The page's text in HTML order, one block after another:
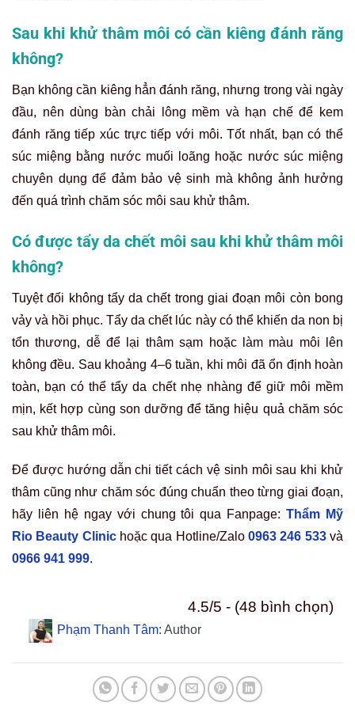
Sau khi khử thâm môi có cần kiêng đánh răng
không?
Bạn không cần kiêng hẳn đánh răng, nhưng trong vài ngày
đầu, nên dùng bàn chải lông mềm và hạn chế để kem
đánh răng tiếp xúc trực tiếp với môi. Tốt nhất, bạn có thể
súc miệng bằng nước muối loãng hoặc nước súc miệng
chuyên dụng để đảm bảo vệ sinh mà không ảnh hưởng
đến quá trình chăm sóc môi sau khử thâm.
Có được tẩy da chết môi sau khi khử thâm môi
không?
Tuyệt đối không tẩy da chết trong giai đoạn môi còn bong
vảy và hồi phục. Tẩy da chết lúc này có thể khiến da non bị
tổn thương, dễ để lại thâm sạm hoặc làm màu môi lên
không đều. Sau khoảng 4–6 tuần, khi môi đã ổn định hoàn
toàn, bạn có thể tẩy da chết nhẹ nhàng để giữ môi mềm
mịn, kết hợp cùng son dưỡng để tăng hiệu quả chăm sóc
sau khử thâm môi.
Để được hướng dẫn chi tiết cách vệ sinh môi sau khi khử
thâm cũng như chăm sóc đúng chuẩn theo từng giai đoạn,
hãy liên hệ ngay với chung tôi qua Fanpage:Thẩm Mỹ
Rio Beauty Clinichoặc qua Hotline/Zalo0963 246 533và
0966 941 999.
4.5/5 - (48 bình chọn)
Phạm Thanh Tâm: Author